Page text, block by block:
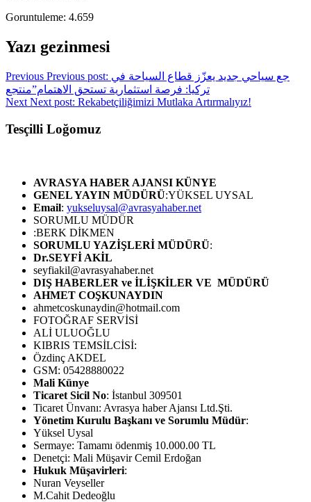
Goruntuleme: 4.659
Yazı gezinmesi
Previous Previous post: جع سياحي جديد يعزّز قطاع السياحة في
تركيا: فرصة استثمارية تستحق الاهتمام”منتجع
Next Next post: Rekabetçiliğimizi Mutlaka Artırmalıyız!
Tesçilli Loğomuz
AVRASYA HABER AJANSI KÜNYE
GENEL YAYIN MÜDÜRÜ:YÜKSEL UYSAL
Email: yukseluysal@avrasyahaber.net
SORUMLU MÜDÜR
:BERK DİKMEN
SORUMLU YAZİŞLERİ MÜDÜRÜ:
Dr.SEYFİ AKİL
seyfiakil@avrasyahaber.net
DIŞ HABERLER ve İLİŞKİLER VE MÜDÜRÜ
AHMET COŞKUNAYDIN
ahmetcoskunaydin@hotmail.com
FOTOĞRAF SERVİSİ
ALİ ULUOĞLU
KIBRIS TEMSİLCİSİ:
Özdinç AKDEL
GSM: 05428880022
Mali Künye
Ticaret Sicil No: İstanbul 309501
Ticaret Ünvanı: Avrasya haber Ajansı Ltd.Şti.
Yönetim Kurulu Başkanı ve Sorumlu Müdür:
Yüksel Uysal
Sermaye: Tamamı ödenmiş 10.000.00 TL
Denetçi: Mali Müşavir Cemil Erdoğan
Hukuk Müşavirleri:
Nuran Veyseller
M.Cahit Dedeoğlu